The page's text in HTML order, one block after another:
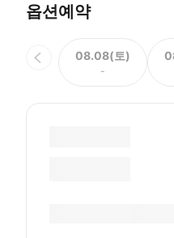
옵션예약
08.08(토)
-